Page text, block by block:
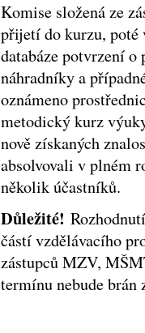
Komise složená ze
přijetí do kurzu,
databáze potvrzení
náhradníky a
oznámeno
metodický kurz
nově získaných
absolvovali v plném
několik účastníků.
Důležité!
částí vzdělávacího
zástupců MZV,
termínu nebude brán